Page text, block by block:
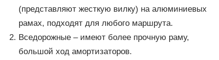
(представляют жесткую вилку) на алюминиевых
рамах, подходят для любого маршрута.
Вседорожные – имеют более прочную раму,
большой ход амортизаторов.